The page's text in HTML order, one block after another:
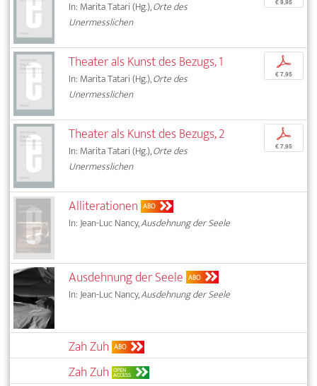
In: Marita Tatari (Hg.),Orte des
Unermesslichen
€ 9,95
Theater als Kunst des Bezugs, 1
In: Marita Tatari (Hg.),Orte des
Unermesslichen
p
€ 7,95
Theater als Kunst des Bezugs, 2
In: Marita Tatari (Hg.),Orte des
Unermesslichen
p
€ 7,95
Alliterationen ABO
In: Jean-Luc Nancy,Ausdehnung der Seele
Ausdehnung der Seele ABO
In: Jean-Luc Nancy,Ausdehnung der Seele
Zah Zuh ABO
Zah Zuh OPEN
ACCESS